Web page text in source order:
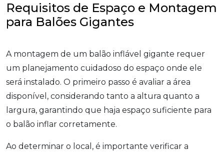
Requisitos de Espaço e Montagem
para Balões Gigantes
A montagem de um balão inflável gigante requer
um planejamento cuidadoso do espaço onde ele
será instalado. O primeiro passo é avaliar a área
disponível, considerando tanto a altura quanto a
largura, garantindo que haja espaço suficiente para
o balão inflar corretamente.
Ao determinar o local, é importante verificar a